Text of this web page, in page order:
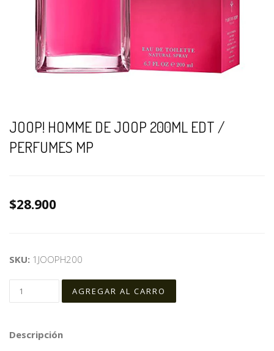
JOOP! HOMME DE JOOP 200ML EDT /
PERFUMES MP
$28.900
SKU: 1JOOPH200
Descripción